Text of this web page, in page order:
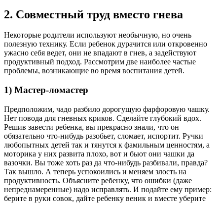
2. Совместный труд вместо гнева
Некоторые родители используют необычную, но очень
полезную технику. Если ребенок дурачится или откровенно
ужасно себя ведет, они не впадают в гнев, а задействуют
продуктивный подход. Рассмотрим две наиболее частые
проблемы, возникающие во время воспитания детей.
1) Мастер-ломастер
Предположим, чадо разбило дорогущую фарфоровую чашку.
Нет повода для гневных криков. Сделайте глубокий вдох.
Решив завести ребенка, вы прекрасно знали, что он
обязательно что-нибудь разобьет, сломает, испортит. Ручки
любопытных детей так и тянутся к фамильным ценностям, а
моторика у них развита плохо, вот и бьют они чашки да
вазочки. Вы тоже хоть раз да что-нибудь разбивали, правда?
Так вышло. А теперь успокоились и меняем злость на
продуктивность. Объясните ребенку, что ошибки (даже
непреднамеренные) надо исправлять. И подайте ему пример:
берите в руки совок, дайте ребенку веник и вместе уберите